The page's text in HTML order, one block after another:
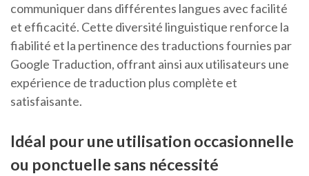
communiquer dans différentes langues avec facilité
et efficacité. Cette diversité linguistique renforce la
fiabilité et la pertinence des traductions fournies par
Google Traduction, offrant ainsi aux utilisateurs une
expérience de traduction plus complète et
satisfaisante.
Idéal pour une utilisation occasionnelle
ou ponctuelle sans nécessité